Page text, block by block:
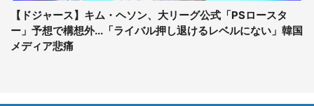
【ドジャース】キム・ヘソン、大リーグ公式「PSロースタ
ー」予想で構想外...「ライバル押し退けるレベルにない」韓国
メディア悲痛